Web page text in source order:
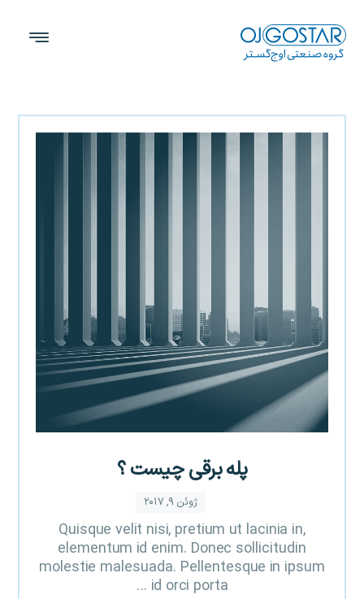
پله برقی چیست ؟
ژوئن ۹, ۲۰۱۷
Quisque velit nisi, pretium ut lacinia in,
elementum id enim. Donec sollicitudin
molestie malesuada. Pellentesque in ipsum
id orci porta ...